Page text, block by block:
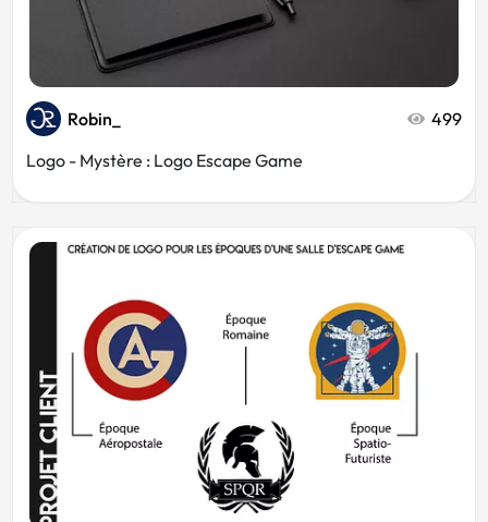
Robin_
499
Logo - Mystère : Logo Escape Game